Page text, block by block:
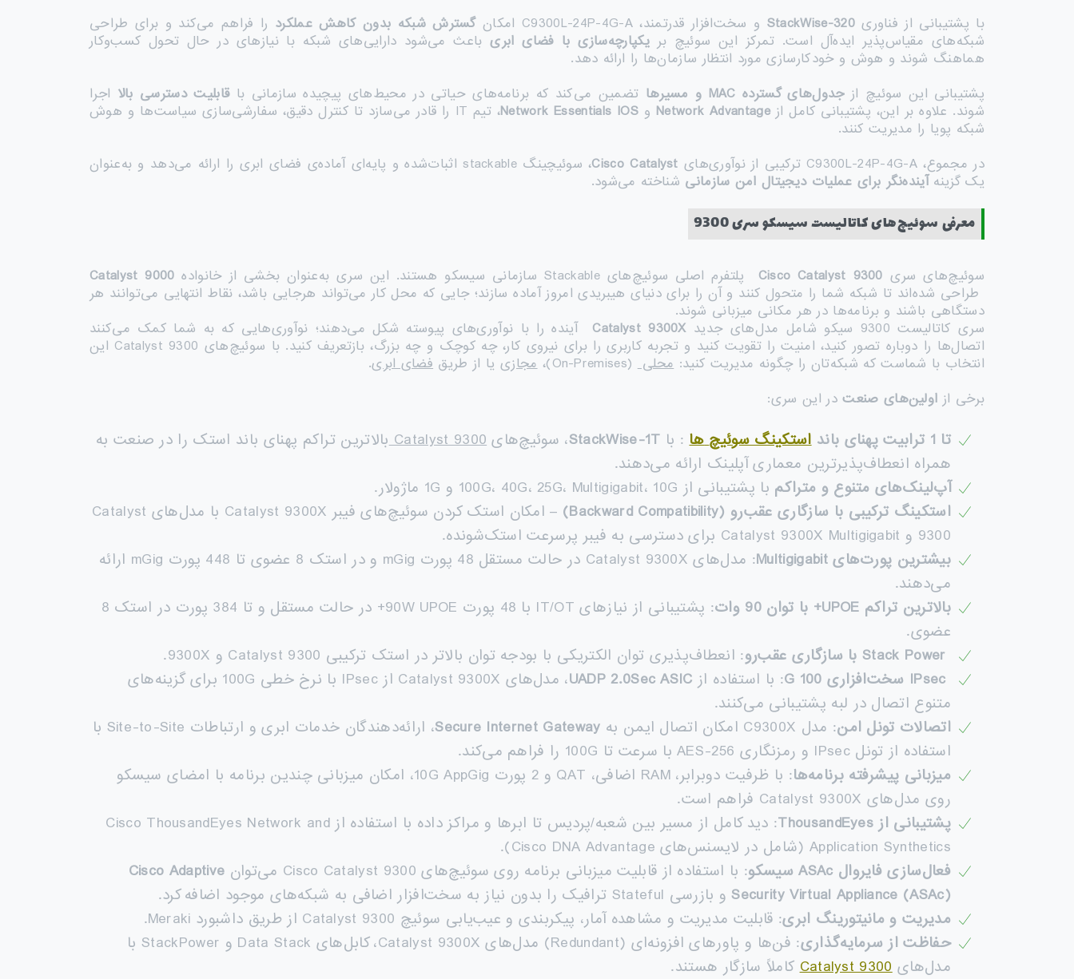
با پشتیبانی از فناوریStackWise-320 و سخت‌افزار قدرتمند، C9300L-24P-4G-A امکان گسترش شبکه بدون کاهش عملکرد را فراهم می‌کند و برای طراحی
شبکه‌های مقیاس‌پذیر ایده‌آل است. تمرکز این سوئیچ بریکپارچه‌سازی با فضای ابریباعث می‌شود دارایی‌های شبکه با نیازهای در حال تحول کسب‌وکار
هماهنگ شوند و هوش و خودکارسازی مورد انتظار سازمان‌ها را ارائه دهد.
پشتیبانی این سوئیچ ازجدول‌های گستردهMAC و مسیرها تضمین می‌کند که برنامه‌های حیاتی در محیط‌های پیچیده سازمانی باقابلیت دسترسی بالا اجرا
شوند. علاوه بر این، پشتیبانی کامل ازNetwork Advantage و Network Essentials IOS
، تیم IT را قادر می‌سازد تا کنترل دقیق، سفارشی‌سازی سیاست‌ها و هوش
شبکه پویا را مدیریت کنند.
در مجموع، C9300L-24P-4G-A ترکیبی از نوآوری‌های
Cisco Catalyst
، سوئیچینگ stackable اثبات‌شده و پایه‌ای آماده‌ی فضای ابری را ارائه می‌دهد و به‌عنوان
یک گزینهآینده‌نگر برای عملیات دیجیتال امن سازمانی شناخته می‌شود.
معرفی سوئیچ‌های کاتالیست سیسکو سری 9300
سوئیچ‌های سری Cisco Catalyst 9300 پلتفرم اصلی سوئیچ‌های Stackable سازمانی سیسکو هستند. این سری به‌عنوان بخشی از خانواده
Catalyst 9000
طراحی شده‌اند تا شبکه شما را متحول کنند و آن را برای دنیای هیبریدی امروز آماده سازند؛ جایی که محل کار می‌تواند هرجایی باشد، نقاط انتهایی می‌توانند هر
دستگاهی باشند و برنامه‌ها در هر مکانی میزبانی شوند.
سری کاتالیست 9300 سیکو شامل مدل‌های جدید
Catalyst 9300X آینده را با نوآوری‌های پیوسته شکل می‌دهند؛ نوآوری‌هایی که به شما کمک می‌کنند
اتصال‌ها را دوباره تصور کنید، امنیت را تقویت کنید و تجربه کاربری را برای نیروی کار، چه کوچک و چه بزرگ، بازتعریف کنید. با سوئیچ‌های Catalyst 9300 این
انتخاب با شماست که شبکه‌تان را چگونه مدیریت کنید: محلی (On-Premises)، مجازی یا از طریق فضای ابری.
برخی از اولین‌های صنعتدر این سری:
تا 1 ترابیت پهنای باند استکینگ سوئیچ ها: با StackWise-1T، سوئیچ‌های Catalyst 9300 بالاترین تراکم پهنای باند استک را در صنعت به
همراه انعطاف‌پذیرترین معماری آپلینک ارائه می‌دهند.
آپ‌لینک‌های متنوع و متراکم با پشتیبانی از 100G، 40G، 25G، Multigigabit، 10G و 1G ماژولار.
استکینگ ترکیبی با سازگاری عقب‌رو (Backward Compatibility)
– امکان استک کردن سوئیچ‌های فیبر Catalyst 9300X با مدل‌های Catalyst
9300 و Catalyst 9300X Multigigabit برای دسترسی به فیبر پرسرعت استک‌شونده.
بیشترین پورت‌هایMultigigabit
: مدل‌های Catalyst 9300X در حالت مستقل 48 پورت mGig و در استک 8 عضوی تا 448 پورت mGig ارائه
می‌دهند.
بالاترین تراکم
با توان 90 وات
: پشتیبانی از نیازهای IT/OT با 48 پورت 90W UPOE+ در حالت مستقل و تا 384 پورت در استک 8
عضوی.
با سازگاری عقب‌رو: انعطاف‌پذیری توان الکتریکی با بودجه توان بالاتر در استک ترکیبی Catalyst 9300 و 9300X.
سخت‌افزاری 100 G: با استفاده از UADP 2.0Sec ASIC
، مدل‌های Catalyst 9300X از IPsec با نرخ خطی 100G برای گزینه‌های
متنوع اتصال در لبه پشتیبانی می‌کنند.
اتصالات تونل امن: مدل C9300X امکان اتصال ایمن به Secure Internet Gateway
، ارائه‌دهندگان خدمات ابری و ارتباطات Site-to-Site با
استفاده از تونل IPsec و رمزنگاری AES-256 با سرعت تا 100G را فراهم می‌کند.
میزبانی پیشرفته برنامه‌ها
: با ظرفیت دوبرابر، RAM اضافی، QAT و 2 پورت 10G AppGig، امکان میزبانی چندین برنامه با امضای سیسکو
روی مدل‌های Catalyst 9300X فراهم است.
پشتیبانی از
: دید کامل از مسیر بین شعبه/پردیس تا ابرها و مراکز داده با استفاده از Cisco ThousandEyes Network and
Application Synthetics (شامل در لایسنس‌های Cisco DNA Advantage).
فعال‌سازی فایروال
سیسکو: با استفاده از قابلیت میزبانی برنامه روی سوئیچ‌های Cisco Catalyst 9300 می‌توان
Cisco Adaptive
Security Virtual Appliance (ASAc)و بازرسی Stateful ترافیک را بدون نیاز به سخت‌افزار اضافی به شبکه‌های موجود اضافه کرد.
مدیریت و مانیتورینگ ابری: قابلیت مدیریت و مشاهده آمار، پیکربندی و عیب‌یابی سوئیچ Catalyst 9300 از طریق داشبورد Meraki.
حفاظت از سرمایه‌گذاری
: فن‌ها و پاورهای افزونه‌ای (Redundant) مدل‌های Catalyst 9300X، کابل‌های Data Stack و StackPower با
مدل‌هایCatalyst 9300کاملاً سازگار هستند.